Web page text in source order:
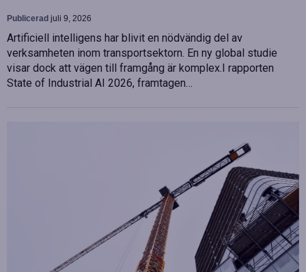
Publicerad juli 9, 2026
Artificiell intelligens har blivit en nödvändig del av
verksamheten inom transportsektorn. En ny global studie
visar dock att vägen till framgång är komplex.I rapporten
State of Industrial AI 2026, framtagen…